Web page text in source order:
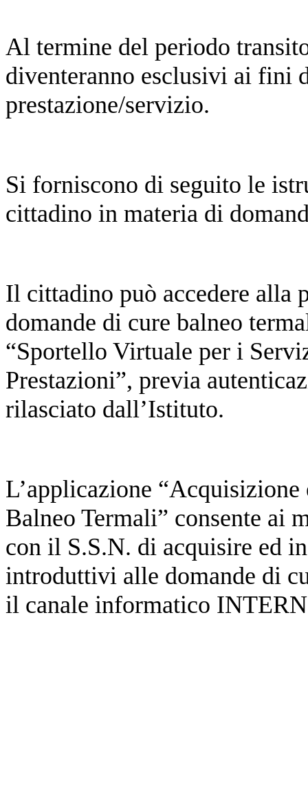
Al termine del periodo
diventeranno esclusivi ai fini
prestazione/servizio.
Si forniscono di seguito le
cittadino in materia di
Il cittadino può accedere alla
domande di cure balneo
“Sportello Virtuale per i
Prestazioni”, previa
rilasciato dall’Istituto.
L’applicazione
Balneo Termali” consente ai
con il S.S.N. di acquisire ed
introduttivi alle domande di
il canale informatico